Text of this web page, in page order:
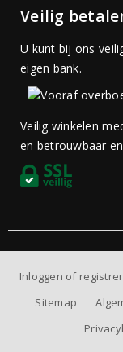
Veilig
U kunt bij ons
eigen bank.
Veilig winkelen
en betrouwbaar
Inloggen of
Sitemap